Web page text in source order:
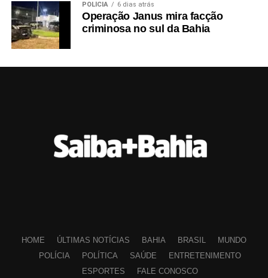
POLÍCIA 6 dias atrás
Operação Janus mira facção
criminosa no sul da Bahia
HOME ÚLTIMAS NOTÍCIAS BAHIA BRASIL
MUNDO
POLÍCIA
POLÍTICA SAÚDE
ENTRETENIMENTO
ESPORTES
FALE CONOSCO